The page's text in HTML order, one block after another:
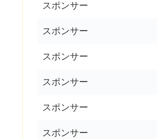
スポンサー
スポンサー
スポンサー
スポンサー
スポンサー
スポンサー